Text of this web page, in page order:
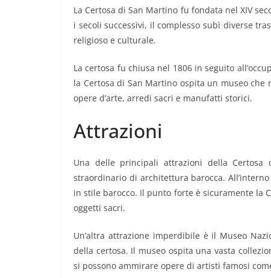
La Certosa di San Martino fu fondata nel XIV
i secoli successivi, il complesso subì diverse
religioso e culturale.
La certosa fu chiusa nel 1806 in seguito
la Certosa di San Martino ospita un museo
opere d’arte, arredi sacri e manufatti storici.
Attrazioni
Una delle principali attrazioni della
straordinario di architettura barocca.
in stile barocco. Il punto forte è sicuramente la
oggetti sacri.
Un’altra attrazione imperdibile è il Museo
della certosa. Il museo ospita una vasta
si possono ammirare opere di artisti famosi